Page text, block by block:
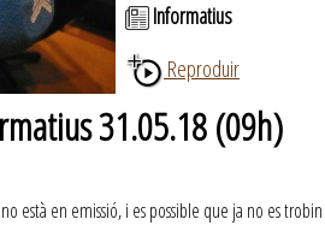
Informatius
Reproduir
31.05.18 (09h)
està en emissió, i es possible que ja no es